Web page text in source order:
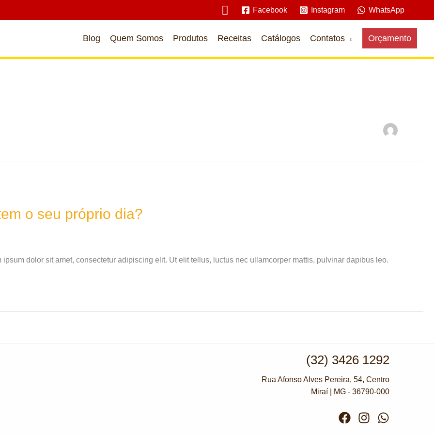
Pesquisar
Facebook Instagram WhatsApp
Blog Quem Somos Produtos Receitas Catálogos Contatos Orçamento
o seu próprio dia?
dolor sit amet, consectetur adipiscing elit. Ut elit tellus, luctus nec ullamcorper mattis, pulvinar dapibus leo.
(32) 3426 1292
Rua Afonso Alves Pereira, 54, Centro
Miraí | MG - 36790-000